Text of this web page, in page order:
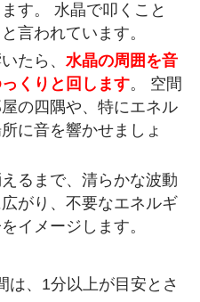
す。 水晶で叩くこと
言われています。
たら、 水晶の周囲を音
くりと回します。 空間
の四隅や、特にエネル
に音を響かせましょ
るまで、清らかな波動
がり、不要なエネルギ
イメージします。
は、1分以上が目安とさ